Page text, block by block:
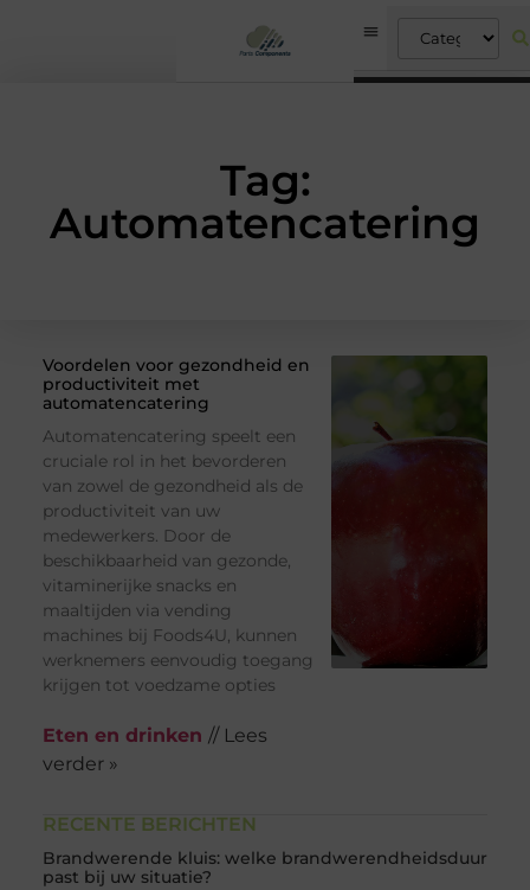
Tag:
Automatencatering
RECENTE BERICHTEN
Brandwerende kluis: welke brandwerendheidsduur
past bij uw situatie?
Voordelen voor gezondheid en
productiviteit met
automatencatering
Automatencatering speelt een
cruciale rol in het bevorderen
van zowel de gezondheid als de
productiviteit van uw
medewerkers. Door de
beschikbaarheid van gezonde,
vitaminerijke snacks en
maaltijden via vending
machines bij Foods4U, kunnen
werknemers eenvoudig toegang
krijgen tot voedzame opties
Eten en drinken // Lees
verder »